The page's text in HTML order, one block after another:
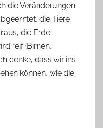
n
n
e
die Veränderungen
die Tiere
die Erde
reif (Birnen,
denke, dass wir ins
können, wie die